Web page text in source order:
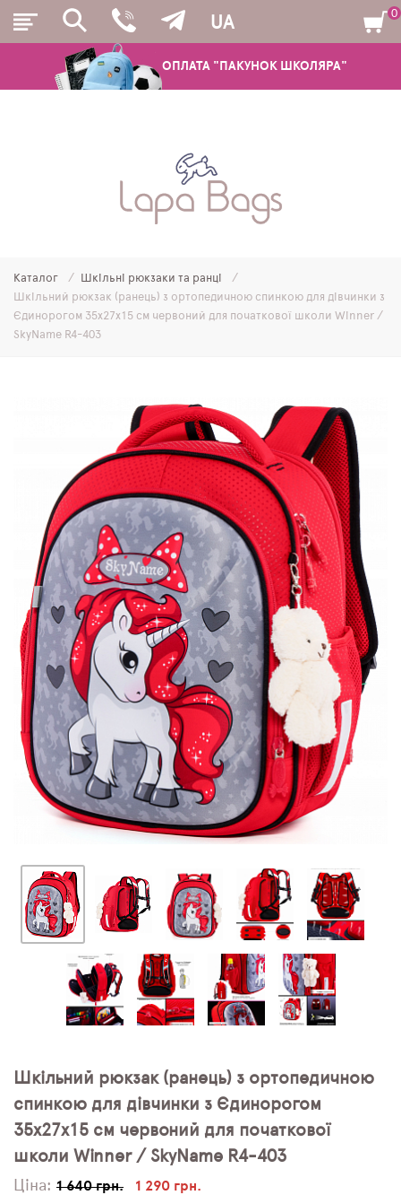
ОПЛАТА "ПАКУНОК ШКОЛЯРА"
UA
ШКІЛЬНІ РЮКЗАКИ ТА РАНЦІ
МОЛОДІЖНІ РЮКЗАКИ
ПЕНАЛИ
ПЛЯШКИ ДЛЯ ВОДИ
SCHOOL STANDARD
SKYNAME
РОЗПРОДАЖ
0
Каталог
Шкільні рюкзаки та ранці
Шкільний рюкзак (ранець) з ортопедичною спинкою для дівчинки з
Єдинорогом 35х27х15 см червоний для початкової школи Winner /
SkyName R4-403
Шкільний рюкзак (ранець) з ортопедичною
спинкою для дівчинки з Єдинорогом
35х27х15 см червоний для початкової
школи Winner / SkyName R4-403
Ціна: 1 640 грн. 1 290 грн.